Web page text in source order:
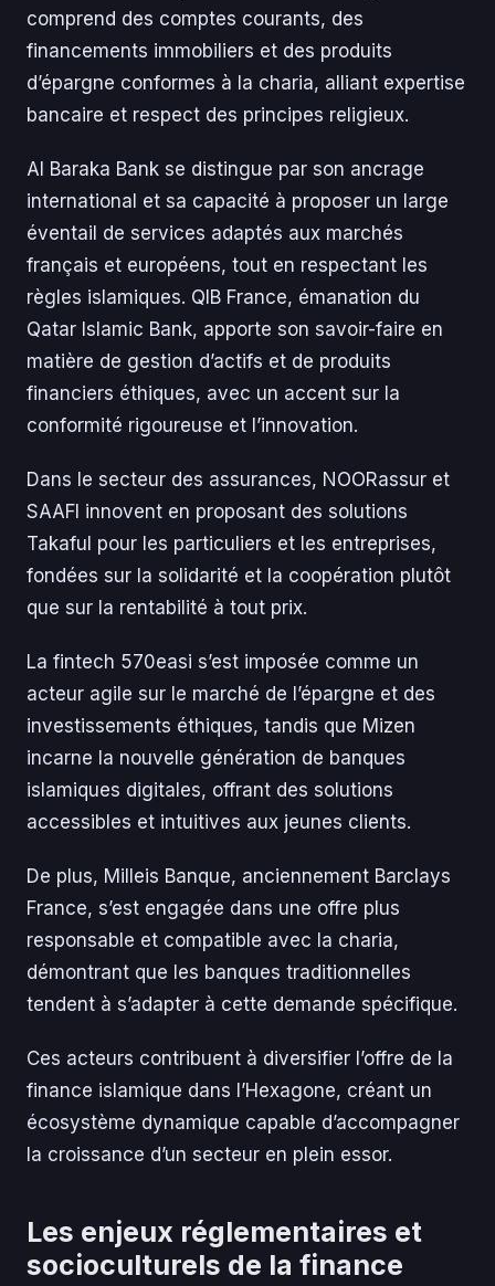
comprend des comptes courants, des
financements immobiliers et des produits
d’épargne conformes à la charia, alliant expertise
bancaire et respect des principes religieux.
Al Baraka Bank se distingue par son ancrage
international et sa capacité à proposer un large
éventail de services adaptés aux marchés
français et européens, tout en respectant les
règles islamiques. QIB France, émanation du
Qatar Islamic Bank, apporte son savoir-faire en
matière de gestion d’actifs et de produits
financiers éthiques, avec un accent sur la
conformité rigoureuse et l’innovation.
Dans le secteur des assurances, NOORassur et
SAAFI innovent en proposant des solutions
Takaful pour les particuliers et les entreprises,
fondées sur la solidarité et la coopération plutôt
que sur la rentabilité à tout prix.
La fintech 570easi s’est imposée comme un
acteur agile sur le marché de l’épargne et des
investissements éthiques, tandis que Mizen
incarne la nouvelle génération de banques
islamiques digitales, offrant des solutions
accessibles et intuitives aux jeunes clients.
De plus, Milleis Banque, anciennement Barclays
France, s’est engagée dans une offre plus
responsable et compatible avec la charia,
démontrant que les banques traditionnelles
tendent à s’adapter à cette demande spécifique.
Ces acteurs contribuent à diversifier l’offre de la
finance islamique dans l’Hexagone, créant un
écosystème dynamique capable d’accompagner
la croissance d’un secteur en plein essor.
Les enjeux réglementaires et
socioculturels de la finance